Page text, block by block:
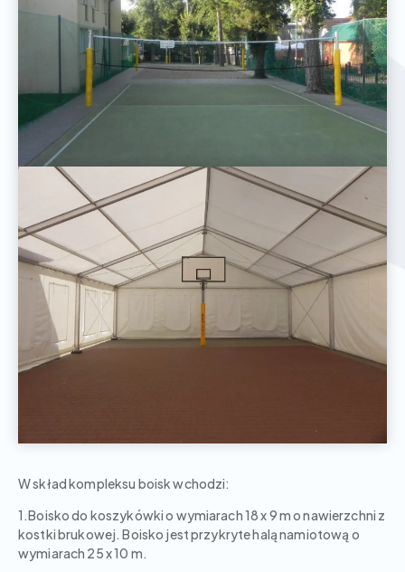
W skład kompleksu boisk wchodzi:
1.Boisko do koszykówki o wymiarach 18 x 9 m o nawierzchni z
kostki brukowej. Boisko jest przykryte halą namiotową o
wymiarach 25 x 10 m.